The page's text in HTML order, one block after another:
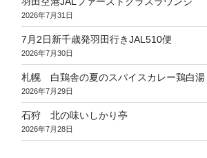
2026年7月31日
7月2日新千歳発羽田行きJAL510便
2026年7月30日
札幌 白鶏舎の夏のスパイスカレー鶏白湯
2026年7月29日
石狩 北の味いしかり亭
2026年7月28日